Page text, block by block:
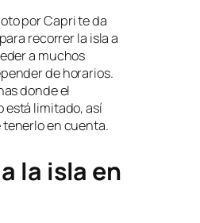
por Capri te da
recorrer la isla a
a muchos
de horarios.
donde el
limitado, así
en cuenta.
la isla en